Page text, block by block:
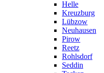
Helle
Kreuzburg
Lübzow
Neuhausen
Pirow
Reetz
Rohlsdorf
Seddin